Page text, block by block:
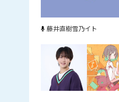
藤井直樹雪乃イト